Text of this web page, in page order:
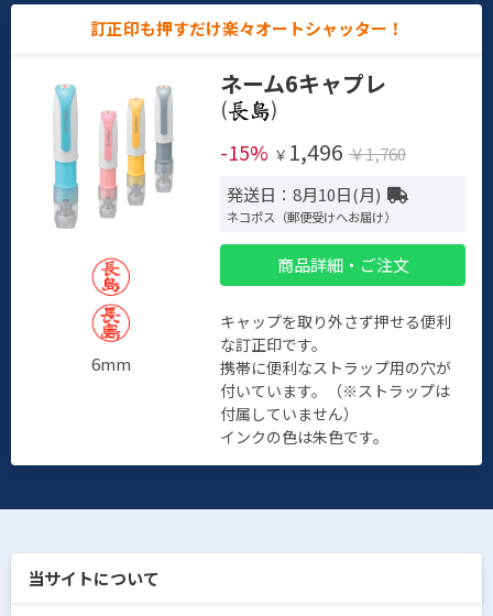
訂正印も押すだけ楽々オートシャッター！
6mm
ネーム6キャプレ
(
)
-15% ￥ 1,496 ￥1,760
発送日：8月10日(月)
ネコポス（郵便受けへお届け）
商品詳細・ご注文
キャップを取り外さず押せる便利
な訂正印です。
携帯に便利なストラップ用の穴が
付いています。（※ストラップは
付属していません）
インクの色は朱色です。
当サイトについて